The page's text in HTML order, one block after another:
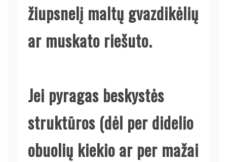
žiupsnelį maltų gvazdikėlių
ar muskato riešuto.
Jei pyragas beskystės
struktūros (dėl per didelio
obuolių kiekio ar per mažai